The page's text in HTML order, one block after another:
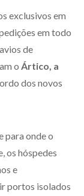
exclusivos em
em todo
de
o Ártico, a
dos novos
para onde o
os hóspedes
e
portos isolados